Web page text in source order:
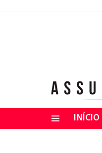
INÍCIO